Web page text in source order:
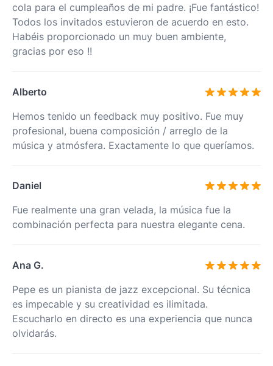
cola para el cumpleaños de mi padre. ¡Fue fantástico!
Todos los invitados estuvieron de acuerdo en esto.
Habéis proporcionado un muy buen ambiente,
gracias por eso !!
Alberto
Hemos tenido un feedback muy positivo. Fue muy
profesional, buena composición / arreglo de la
música y atmósfera. Exactamente lo que queríamos.
Daniel
Fue realmente una gran velada, la música fue la
combinación perfecta para nuestra elegante cena.
Ana G.
Pepe es un pianista de jazz excepcional. Su técnica
es impecable y su creatividad es ilimitada.
Escucharlo en directo es una experiencia que nunca
olvidarás.